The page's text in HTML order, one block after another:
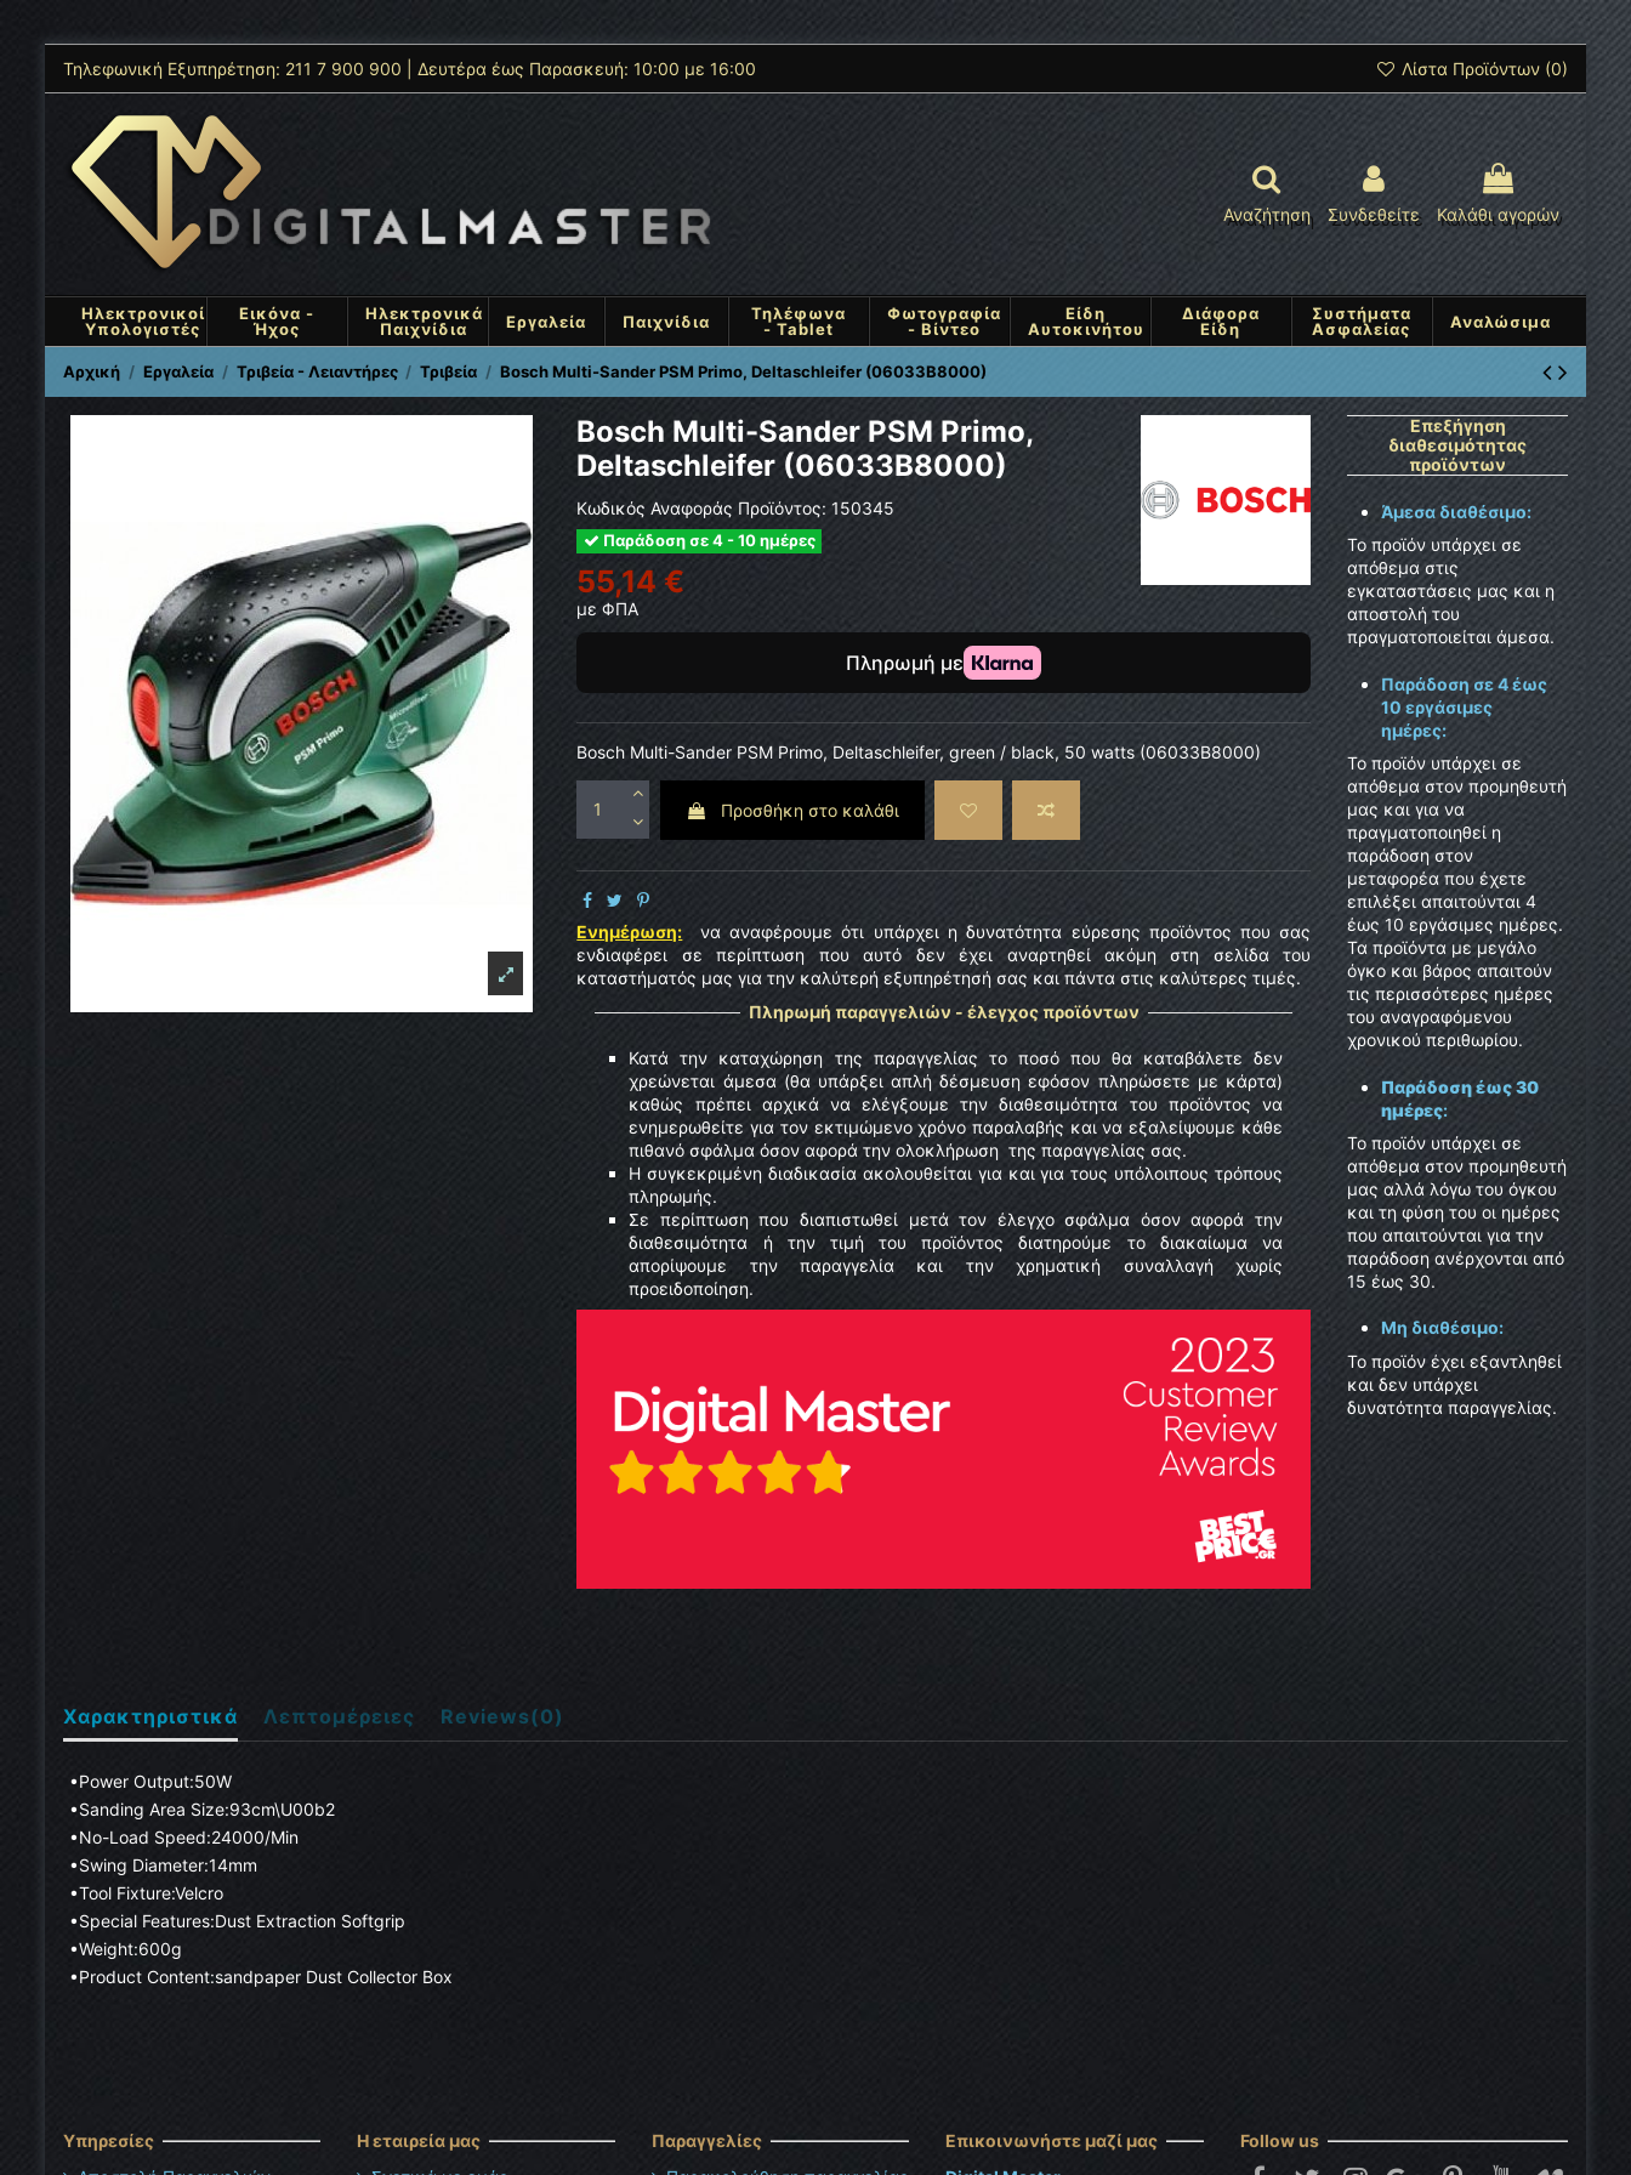
Τηλεφωνική Εξυπηρέτηση: 211 7 900 900 | Δευτέρα έως Παρασκευή: 10:00 με 16:00 Λίστα Προϊόντων (0)
Αναζήτηση Συνδεθείτε Καλάθι αγορών
Ηλεκτρονικοί
Υπολογιστές
Εικόνα -
Ήχος
Ηλεκτρονικά
Παιχνίδια
Εργαλεία Παιχνίδια
Τηλέφωνα
- Tablet
Φωτογραφία
- Βίντεο
Είδη
Αυτοκινήτου
Διάφορα
Είδη
Συστήματα
Ασφαλείας
Αναλώσιμα
Αρχική Εργαλεία Τριβεία - Λειαντήρες Τριβεία Bosch Multi-Sander PSM Primo, Deltaschleifer (06033B8000)
Bosch Multi-Sander PSM Primo,
Deltaschleifer (06033B8000)
Κωδικός Αναφοράς Προϊόντος: 150345
Παράδοση σε 4 - 10 ημέρες
55,14 €
με ΦΠΑ
Bosch Multi-Sander PSM Primo, Deltaschleifer, green / black, 50 watts (06033B8000)
Προσθήκη στο καλάθι
Ενημέρωση: να αναφέρουμε ότι υπάρχει η δυνατότητα εύρεσης προϊόντος που σας
ενδιαφέρει σε περίπτωση που αυτό δεν έχει αναρτηθεί ακόμη στη σελίδα του
καταστήματός μας για την καλύτερή εξυπηρέτησή σας και πάντα στις καλύτερες τιμές.
Πληρωμή παραγγελιών - έλεγχος προϊόντων
Κατά την καταχώρηση της παραγγελίας το ποσό που θα καταβάλετε δεν
χρεώνεται άμεσα (θα υπάρξει απλή δέσμευση εφόσον πληρώσετε με κάρτα)
καθώς πρέπει αρχικά να ελέγξουμε την διαθεσιμότητα του προϊόντος να
ενημερωθείτε για τoν εκτιμώμενo χρόνο παραλαβής και να εξαλείψουμε κάθε
πιθανό σφάλμα όσον αφορά την ολοκλήρωση της παραγγελίας σας.
Η συγκεκριμένη διαδικασία ακολουθείται για και για τους υπόλοιπους τρόπους
πληρωμής.
Σε περίπτωση που διαπιστωθεί μετά τον έλεγχο σφάλμα όσον αφορά την
διαθεσιμότητα ή την τιμή του προϊόντος διατηρούμε το διακαίωμα να
απορίψουμε την παραγγελία και την χρηματική συναλλαγή χωρίς
προειδοποίηση.
Επεξήγηση
διαθεσιμότητας
προϊόντων
Άμεσα διαθέσιμο:
Το προϊόν υπάρχει σε
απόθεμα στις
εγκαταστάσεις μας και η
αποστολή του
πραγματοποιείται άμεσα.
Παράδοση σε 4 έως
10 εργάσιμες
ημέρες:
Το προϊόν υπάρχει σε
απόθεμα στον προμηθευτή
μας και για να
πραγματοποιηθεί η
παράδοση στον
μεταφορέα που έχετε
επιλέξει απαιτούνται 4
έως 10 εργάσιμες ημέρες.
Τα προϊόντα με μεγάλο
όγκο και βάρος απαιτούν
τις περισσότερες ημέρες
του αναγραφόμενου
χρονικού περιθωρίου.
Παράδοση έως 30
ημέρες:
Το προϊόν υπάρχει σε
απόθεμα στον προμηθευτή
μας αλλά λόγω του όγκου
και τη φύση του οι ημέρες
που απαιτούνται για την
παράδοση ανέρχονται από
15 έως 30.
Μη διαθέσιμο:
Το προϊόν έχει εξαντληθεί
και δεν υπάρχει
δυνατότητα παραγγελίας.
Χαρακτηριστικά Λεπτομέρειες Reviews(0)
•Power Output:50W
•Sanding Area Size:93cm\u00b2
•No-Load Speed:24000/min
•Swing Diameter:14mm
•Tool Fixture:Velcro
•Special Features:Dust Extraction Softgrip
•Weight:600g
•Product Content:sandpaper Dust Collector Box
Υπηρεσίες
Η εταιρεία μας
Παραγγελίες
Επικοινωνήστε μαζί μας
Follow us